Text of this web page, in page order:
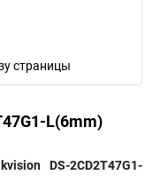
страницы
L(6mm)
DS-2CD2T47G1-